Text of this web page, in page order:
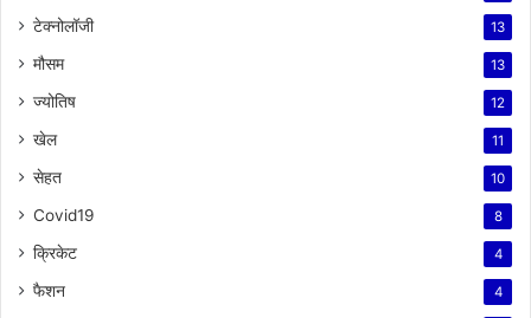
टेक्नोलॉजी 13
मौसम 13
ज्योतिष 12
खेल 11
सेहत 10
Covid19 8
क्रिकेट 4
फैशन 4